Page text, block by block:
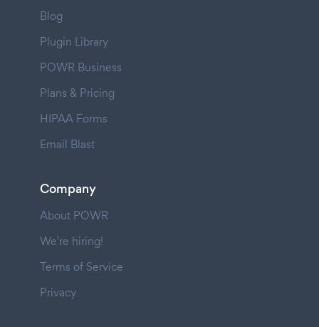
Blog
Plugin Library
POWR Business
Plans & Pricing
HIPAA Forms
Email Blast
Company
About POWR
We're hiring!
Terms of Service
Privacy